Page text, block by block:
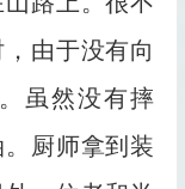
由于没有向
虽然没有摔
厨师拿到装